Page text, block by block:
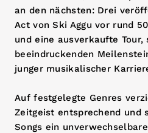
an den nächsten: Drei
Act von Ski Aggu vor rund
und eine ausverkaufte
beeindruckenden
junger musikalischer
Auf festgelegte Genres
Zeitgeist entsprechend und
Songs ein